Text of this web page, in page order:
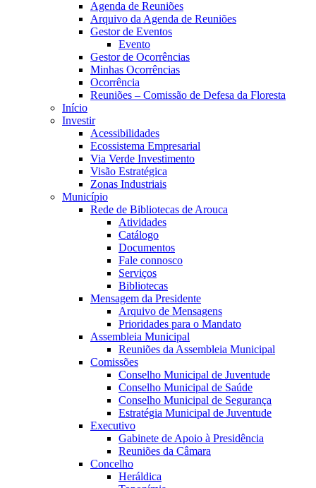
Agenda de Reuniões
Arquivo da Agenda de Reuniões
Gestor de Eventos
Evento
Gestor de Ocorrências
Minhas Ocorrências
Ocorrência
Reuniões – Comissão de Defesa da Floresta
Início
Investir
Acessibilidades
Ecossistema Empresarial
Via Verde Investimento
Visão Estratégica
Zonas Industriais
Município
Rede de Bibliotecas de Arouca
Atividades
Catálogo
Documentos
Fale connosco
Serviços
Bibliotecas
Mensagem da Presidente
Arquivo de Mensagens
Prioridades para o Mandato
Assembleia Municipal
Reuniões da Assembleia Municipal
Comissões
Conselho Municipal de Juventude
Conselho Municipal de Saúde
Conselho Municipal de Segurança
Estratégia Municipal de Juventude
Executivo
Gabinete de Apoio à Presidência
Reuniões da Câmara
Concelho
Heráldica